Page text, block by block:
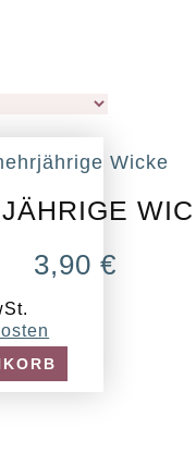
3,90 €